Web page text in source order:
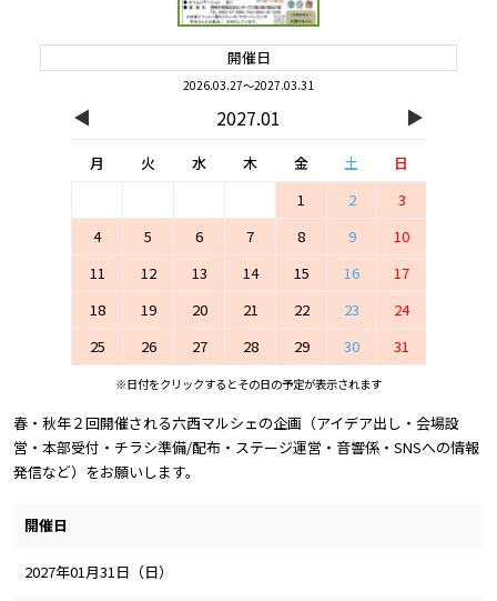
開催日
2026.03.27～2027.03.31
◀ 2027.01 ▶
月 火 水 木 金 土
日
1
2
3
4
5 6 7 8 9
10
11
12 13 14 15 16
17
18
19 20 21 22 23
24
25
26 27 28 29 30 31
※日付をクリックするとその日の予定が表示されます
春・秋年２回開催される六西マルシェの企画（アイデア出し・会場設
営・本部受付・チラシ準備/配布・ステージ運営・音響係・SNSへの情報
発信など）をお願いします。
開催日
2027年01月31日（日）